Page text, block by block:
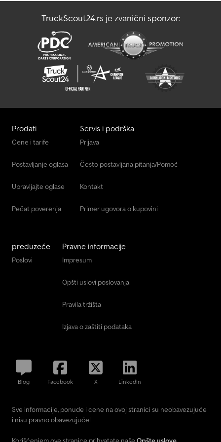
Transporter Za Staklo
Маневарско Возило
TruckScout24.rs je zvanični sponzor:
Prodati
Cene i tarife
Postavljanje oglasa
Upravljajte oglase
Pečat poverenja
Servis i podrška
Prijava
Često postavljana pitanja/Pomoć
Kontakt
Primer ugovora o kupovini
preduzeće
Poslovi
Pravne informacije
Impresum
Opšti uslovi poslovanja
Pravila tržišta
Izjava o zaštiti podataka
Blog Facebook X LinkedIn
Sve informacije, ponude i cene na ovoj stranici su neobavezujuće
i nisu pravno obavezujuće!